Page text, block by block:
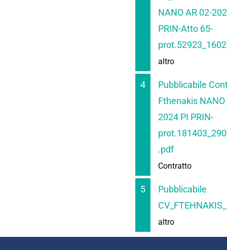
NANO AR 02-
PRIN-Atto 65-
altro
4
Pubblicabile
Fthenakis NANO
2024 PI PRIN-
.pdf
Contratto
5
Pubblicabile
altro